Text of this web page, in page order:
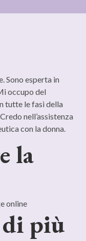
Sono esperta in
occupo del
tutte le fasi della
nell’assistenza
con la donna.
la
online
di più